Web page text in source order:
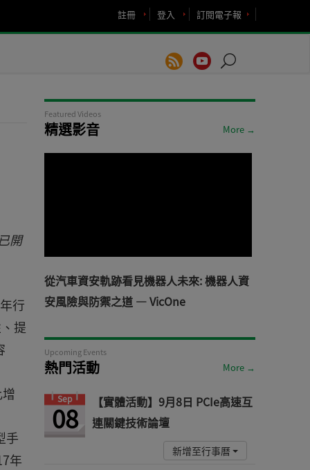
訂閱電子報
登入
註冊
開
行
提
手
年
Featured Videos
精選影音 More →
從汽車資安軌跡看見機器人未來: 機器人資
安風險與防禦之道 — VicOne
Upcoming Events
熱門活動 More →
Sep
08
【實體活動】9月8日 PCIe高速互
連關鍵技術論壇
新增至行事曆